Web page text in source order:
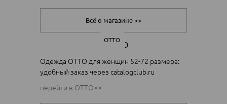
Всё о магазине >>
OTTO
Одежда ОТТО для женщин 52-72 размера:
удобный заказ через catalogclub.ru
перейти в OTTO>>